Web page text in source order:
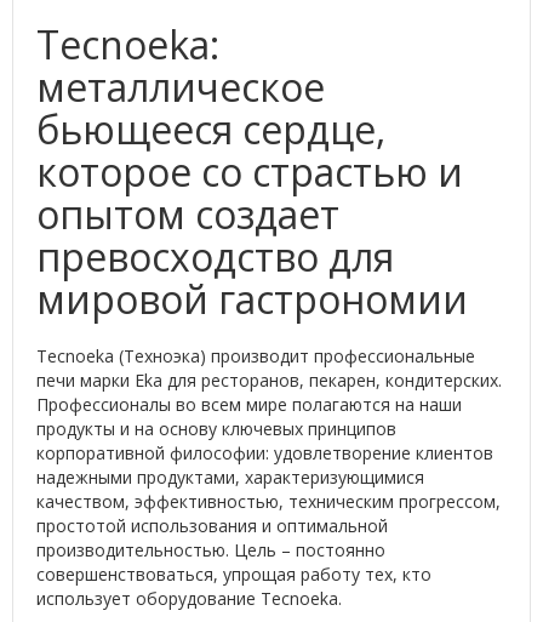
Tecnoeka:
металлическое
бьющееся сердце,
которое со страстью и
опытом создает
превосходство для
мировой гастрономии
Tecnoeka (Техноэка) производит профессиональные
печи марки Eka для ресторанов, пекарен, кондитерских.
Профессионалы во всем мире полагаются на наши
продукты и на основу ключевых принципов
корпоративной философии: удовлетворение клиентов
надежными продуктами, характеризующимися
качеством, эффективностью, техническим прогрессом,
простотой использования и оптимальной
производительностью. Цель – постоянно
совершенствоваться, упрощая работу тех, кто
использует оборудование Tecnoeka.